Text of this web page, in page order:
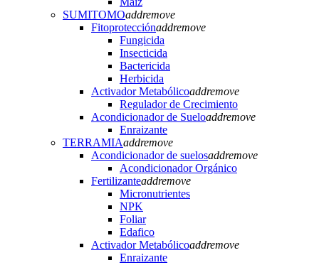
SUMITOMOaddremove
Fitoprotecciónaddremove
Fungicida
Insecticida
Bactericida
Herbicida
Activador Metabólicoaddremove
Regulador de Crecimiento
Acondicionador de Sueloaddremove
Enraizante
TERRAMIAaddremove
Acondicionador de suelosaddremove
Acondicionador Orgánico
Fertilizanteaddremove
Micronutrientes
NPK
Foliar
Edafico
Activador Metabólicoaddremove
Enraizante